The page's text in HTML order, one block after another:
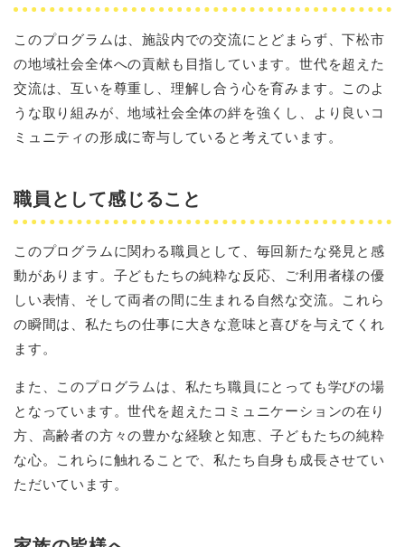
このプログラムは、施設内での交流にとどまらず、下松市
の地域社会全体への貢献も目指しています。世代を超えた
交流は、互いを尊重し、理解し合う心を育みます。このよ
うな取り組みが、地域社会全体の絆を強くし、より良いコ
ミュニティの形成に寄与していると考えています。
職員として感じること
このプログラムに関わる職員として、毎回新たな発見と感
動があります。子どもたちの純粋な反応、ご利用者様の優
しい表情、そして両者の間に生まれる自然な交流。これら
の瞬間は、私たちの仕事に大きな意味と喜びを与えてくれ
ます。
また、このプログラムは、私たち職員にとっても学びの場
となっています。世代を超えたコミュニケーションの在り
方、高齢者の方々の豊かな経験と知恵、子どもたちの純粋
な心。これらに触れることで、私たち自身も成長させてい
ただいています。